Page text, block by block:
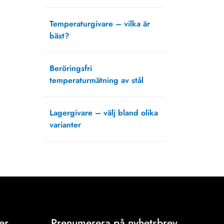
Temperaturgivare – vilka är
bäst?
Beröringsfri
temperaturmätning av stål
Lagergivare – välj bland olika
varianter